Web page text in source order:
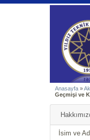
Anasayfa »
Geçmişi ve
İsim ve